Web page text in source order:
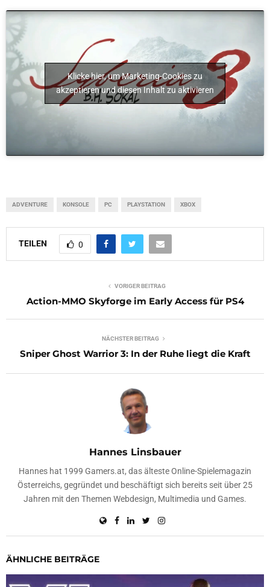
Klicke hier, um Marketing-Cookies zu
akzeptieren und diesen Inhalt zu aktivieren
ADVENTURE KONSOLE PC PLAYSTATION XBOX
TEILEN 0
VORIGER BEITRAG
Action-MMO Skyforge im Early Access für PS4
NÄCHSTER BEITRAG
Sniper Ghost Warrior 3: In der Ruhe liegt die Kraft
Hannes Linsbauer
Hannes hat 1999 Gamers.at, das älteste Online-Spielemagazin
Österreichs, gegründet und beschäftigt sich bereits seit über 25
Jahren mit den Themen Webdesign, Multimedia und Games.
ÄHNLICHE BEITRÄGE